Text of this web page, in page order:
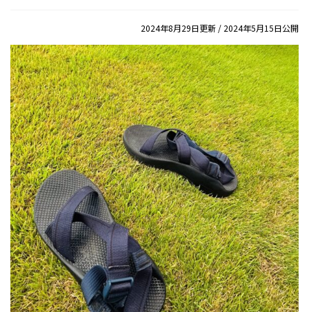
2024年8月29日更新 / 2024年5月15日公開